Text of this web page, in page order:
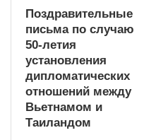
Поздравительные
письма по случаю
50-летия
установления
дипломатических
отношений между
Вьетнамом и
Таиландом